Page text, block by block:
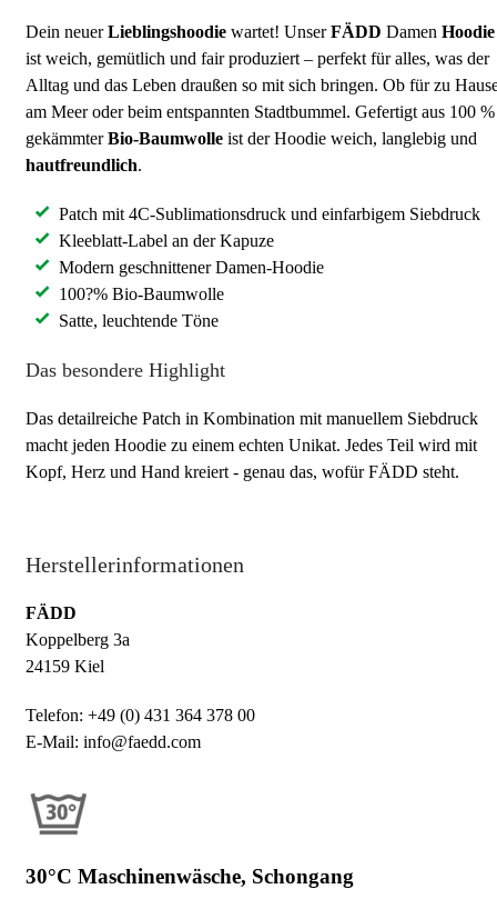
Dein neuerLieblingshoodie wartet! UnserFÄDD Damen Hoodie
ist weich, gemütlich und fair produziert – perfekt für alles, was der
Alltag und das Leben draußen so mit sich bringen. Ob für zu
am Meer oder beim entspannten Stadtbummel. Gefertigt aus 100 %
gekämmterBio-Baumwolle ist der Hoodie weich, langlebig und
hautfreundlich.
Patch mit 4C-Sublimationsdruck und einfarbigem Siebdruck
Kleeblatt-Label an der Kapuze
Modern geschnittener Damen-Hoodie
100?% Bio-Baumwolle
Satte, leuchtende Töne
Das besondere Highlight
Das detailreiche Patch in Kombination mit manuellem Siebdruck
macht jeden Hoodie zu einem echten Unikat. Jedes Teil wird mit
Kopf, Herz und Hand kreiert - genau das, wofür FÄDD steht.
Herstellerinformationen
FÄDD
Koppelberg 3a
24159 Kiel
Telefon: +49 (0) 431 364 378 00
E-Mail: info@faedd.com
30°C Maschinenwäsche, Schongang